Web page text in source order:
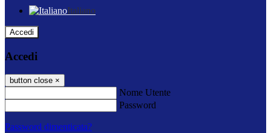
Italiano
Accedi
Accedi
button close ×
Nome Utente
Password
Password dimenticata?